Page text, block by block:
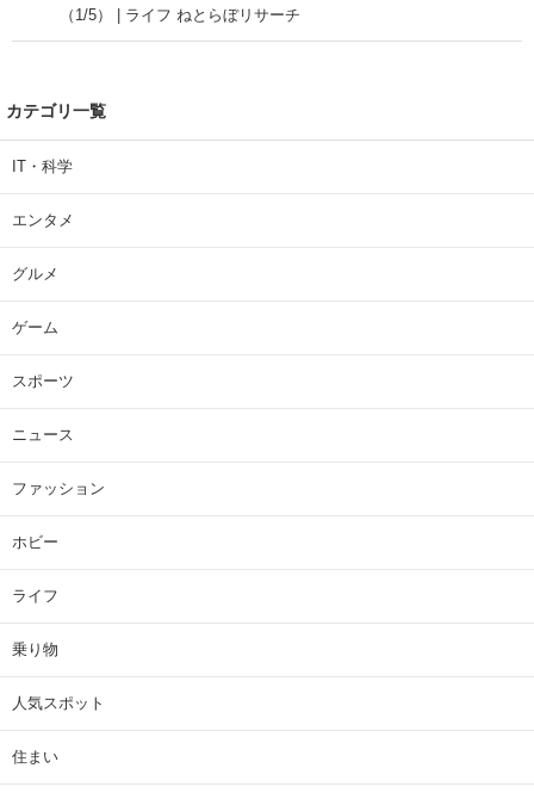
（1/5） | ライフ ねとらぼリサーチ
カテゴリ一覧
IT・科学
エンタメ
グルメ
ゲーム
スポーツ
ニュース
ファッション
ホビー
ライフ
乗り物
人気スポット
住まい